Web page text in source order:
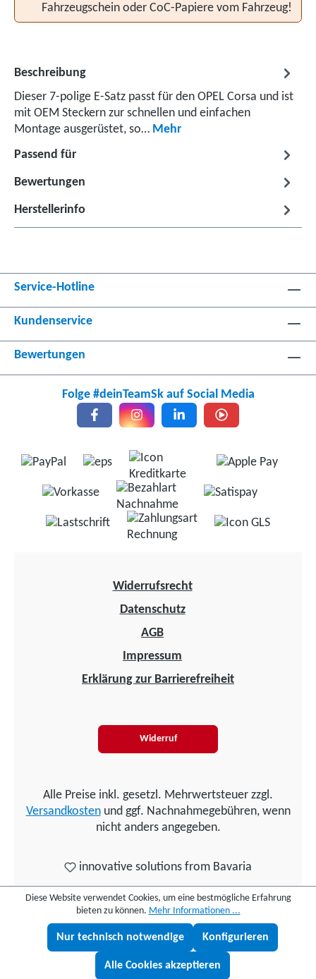
Fahrzeugschein oder CoC-Papiere vom Fahrzeug!
Beschreibung
Dieser 7-polige E-Satz passt für den OPEL Corsa und ist
mit OEM Steckern zur schnellen und einfachen
Montage ausgerüstet, so… Mehr
Passend für
Bewertungen
Herstellerinfo
Service-Hotline
Kundenservice
Bewertungen
Folge #deinTeamSk auf Social Media
Widerrufsrecht
Datenschutz
AGB
Impressum
Erklärung zur Barrierefreiheit
Widerruf
Alle Preise inkl. gesetzl. Mehrwertsteuer zzgl.
Versandkostenund ggf. Nachnahmegebühren, wenn
nicht anders angegeben.
innovative solutions from Bavaria
Diese Website verwendet Cookies, um eine bestmögliche Erfahrung
bieten zu können. Mehr Informationen ...
Nur technisch notwendige Konfigurieren
Alle Cookies akzeptieren
Lukas fragen